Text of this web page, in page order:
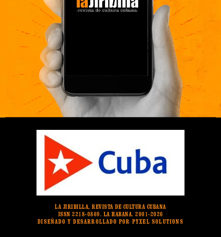
LA JIRIBILLA, REVISTA DE CULTURA CUBANA
ISSN 2218-0869. LA HABANA. 2001-2026
DISEÑADO Y DESARROLLADO POR PYXEL SOLUTIONS